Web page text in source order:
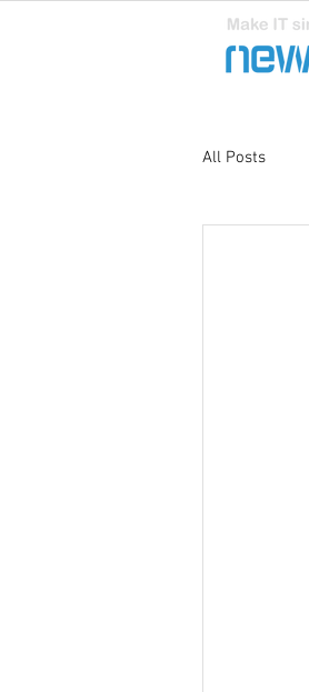
All Posts